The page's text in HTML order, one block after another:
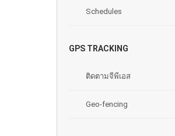
Schedules
GPS TRACKING
ติดตามจีพีเอส
Geo-fencing